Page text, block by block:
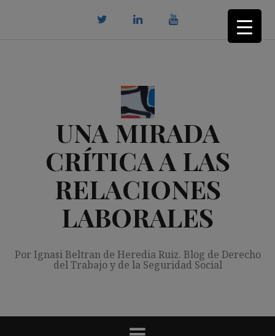
UNA MIRADA
CRÍTICA A LAS
RELACIONES
LABORALES
Por Ignasi Beltran de Heredia Ruiz. Blog de Derecho
del Trabajo y de la Seguridad Social